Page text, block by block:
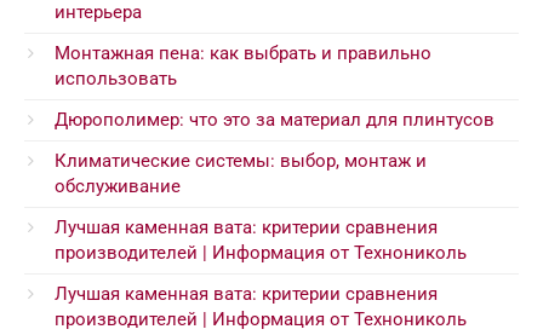
интерьера
Монтажная пена: как выбрать и правильно
использовать
Дюрополимер: что это за материал для плинтусов
Климатические системы: выбор, монтаж и
обслуживание
Лучшая каменная вата: критерии сравнения
производителей | Информация от Технониколь
Лучшая каменная вата: критерии сравнения
производителей | Информация от Технониколь